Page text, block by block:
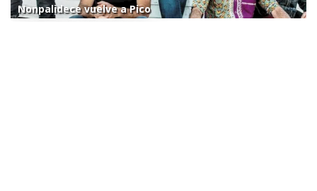
Nonpalidece vuelve a Pico